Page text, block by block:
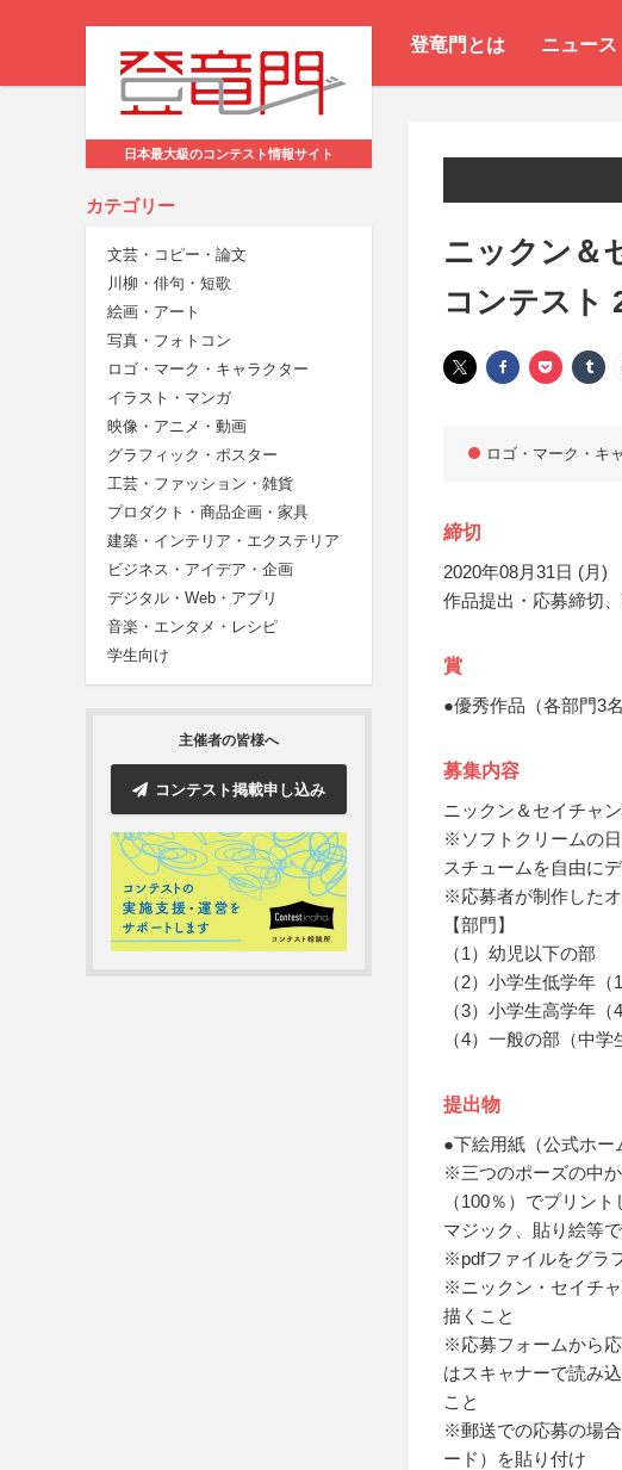
登竜門とは ニュース
日本最大級のコンテスト情報サイト
カテゴリー
文芸・コピー・論文
川柳・俳句・短歌
絵画・アート
写真・フォトコン
ロゴ・マーク・キャラクター
イラスト・マンガ
映像・アニメ・動画
グラフィック・ポスター
工芸・ファッション・雑貨
プロダクト・商品企画・家具
建築・インテリア・エクステリア
ビジネス・アイデア・企画
デジタル・Web・アプリ
音楽・エンタメ・レシピ
学生向け
主催者の皆様へ
コンテスト掲載申し込み
ニックン＆
コンテスト
ロゴ・マーク・キ
締切
2020年08月31日 (月)
作品提出・応募締切
賞
●優秀作品（各部門3
募集内容
ニックン＆セイチャ
※ソフトクリームの
スチュームを自由に
※応募者が制作した
【部門】
（1）幼児以下の部
（2）小学生低学年
（3）小学生高学年
（4）一般の部（中学
提出物
●下絵用紙（公式ホー
※三つのポーズの中
（100％）でプリン
マジック、貼り絵等
※pdfファイルをグラ
※ニックン・セイチ
描くこと
※応募フォームから
はスキャナーで読み
こと
※郵送での応募の場
ード）を貼り付け